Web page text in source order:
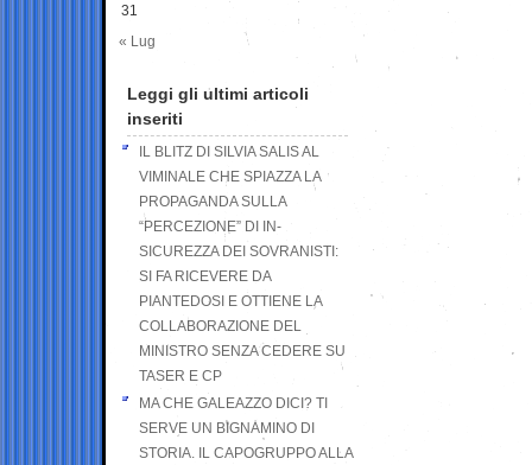
31
« Lug
Leggi gli ultimi articoli
inseriti
IL BLITZ DI SILVIA SALIS AL
VIMINALE CHE SPIAZZA LA
PROPAGANDA SULLA
“PERCEZIONE” DI IN-
SICUREZZA DEI SOVRANISTI:
SI FA RICEVERE DA
PIANTEDOSI E OTTIENE LA
COLLABORAZIONE DEL
MINISTRO SENZA CEDERE SU
TASER E CP
MA CHE GALEAZZO DICI? TI
SERVE UN BIGNAMINO DI
STORIA. IL CAPOGRUPPO ALLA